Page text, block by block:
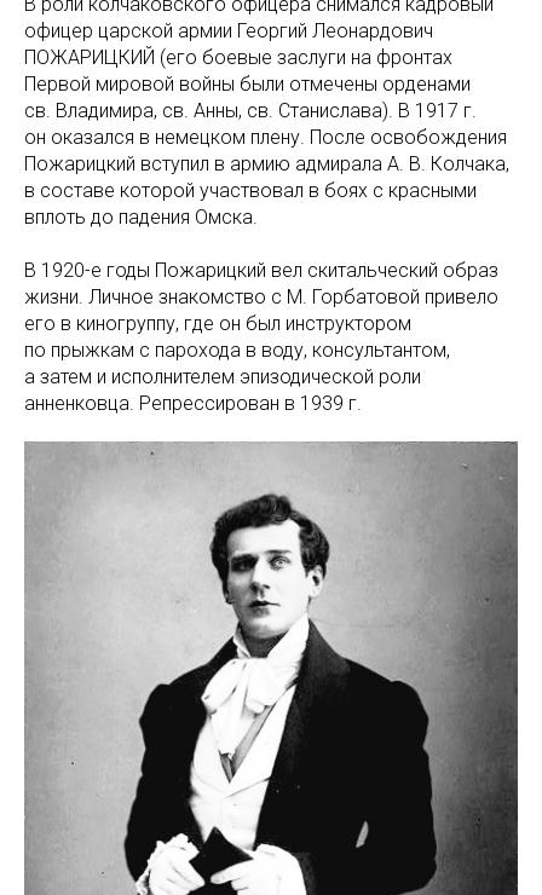
офицер царской армии Георгий Леонардович
ПОЖАРИЦКИЙ (его боевые заслуги на фронтах
Первой мировой войны были отмечены орденами
св. Владимира, св. Анны, св. Станислава). В 1917 г.
он оказался в немецком плену. После освобождения
Пожарицкий вступил в армию адмирала А. В. Колчака,
в составе которой участвовал в боях с красными
вплоть до падения Омска.
В 1920-е годы Пожарицкий вел скитальческий образ
жизни. Личное знакомство с М. Горбатовой привело
его в киногруппу, где он был инструктором
по прыжкам с парохода в воду, консультантом,
а затем и исполнителем эпизодической роли
анненковца. Репрессирован в 1939 г.